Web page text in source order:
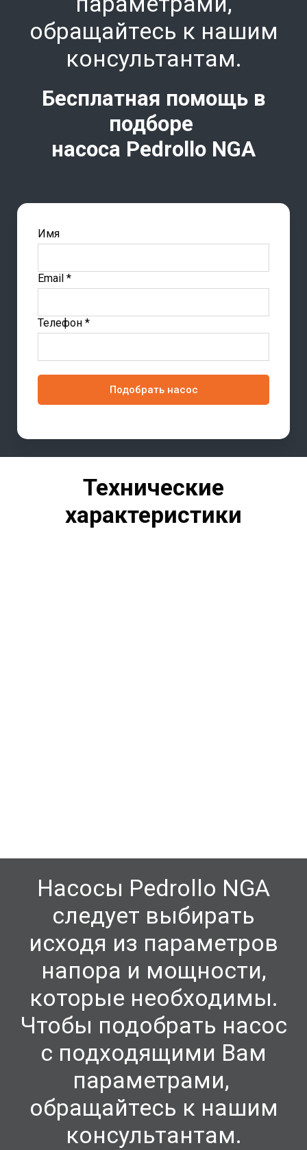
обращайтесь к нашим
консультантам.
Бесплатная помощь в
подборе
насоса Pedrollo NGA
Имя
Email *
Телефон *
Подобрать насос
Технические
характеристики
Насосы Pedrollo NGA
следует выбирать
исходя из параметров
напора и мощности,
которые необходимы.
Чтобы подобрать насос
с подходящими Вам
параметрами,
обращайтесь к нашим
консультантам.